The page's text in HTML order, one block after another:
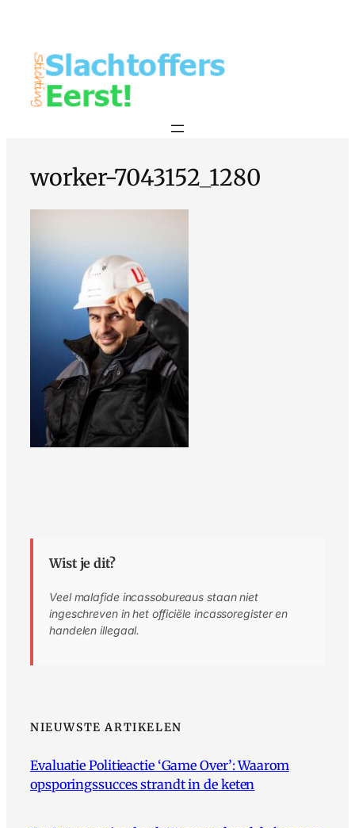
worker-7043152_1280
Wist je dit?
Veel malafide incassobureaus staan niet
ingeschreven in het officiële incassoregister en
handelen illegaal.
NIEUWSTE ARTIKELEN
Evaluatie Politieactie ‘Game Over’: Waarom
opsporingssucces strandt in de keten